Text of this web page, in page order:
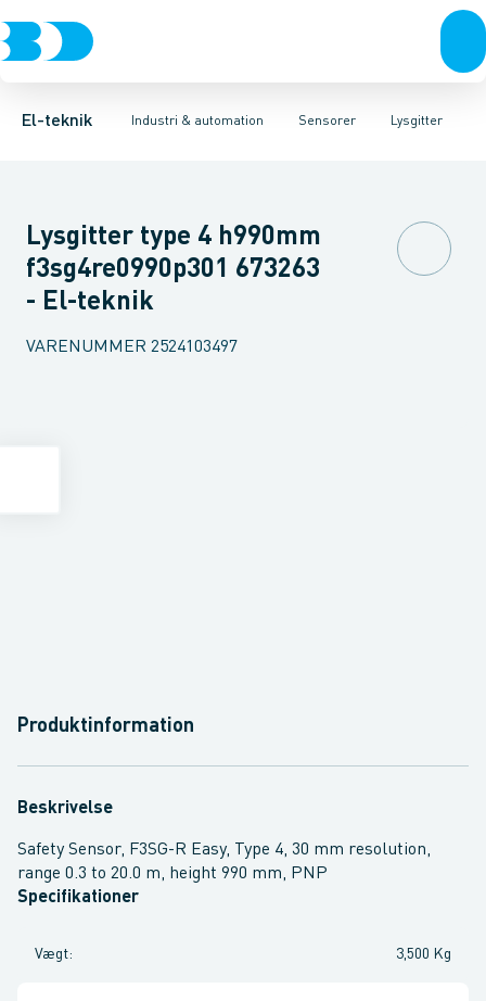
El-teknik Industri & automation
Afbrydere, stikkontakter & lampeudtagForgreningsmateriel
Sensorer
Industristiksystemer Frekvensomformere og softstartere
Lysgitter
Trykafbryder Induktiv aftasterEnvejs lysgitter
Lysgitter type 4 h990mm
f3sg4re0990p301 673263
- El-teknik
VARENUMMER 2524103497
Produktinformation
Beskrivelse
Safety Sensor, F3SG-R Easy, Type 4, 30 mm resolution,
range 0.3 to 20.0 m, height 990 mm, PNP
Specifikationer
Vægt: 3,500 Kg